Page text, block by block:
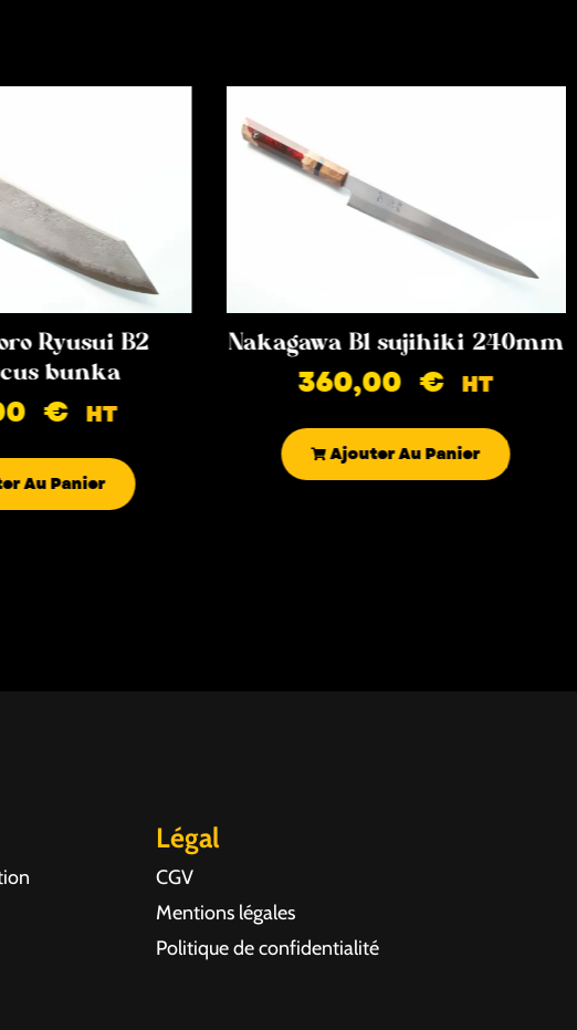
Ryusui B2
bunka
€ HT
Au Panier
Nakagawa B1 sujihiki 240mm
360,00€ HT
Ajouter Au Panier
Légal
CGV
Mentions légales
Politique de confidentialité